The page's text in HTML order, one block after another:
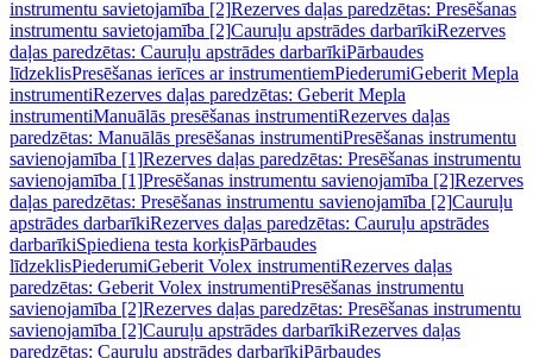
instrumentu savietojamība [2]Rezerves daļas paredzētas: Presēšanas
instrumentu savietojamība [2]Cauruļu apstrādes darbarīkiRezerves
daļas paredzētas: Cauruļu apstrādes darbarīkiPārbaudes
līdzeklisPresēšanas ierīces ar instrumentiemPiederumiGeberit Mepla
instrumentiRezerves daļas paredzētas: Geberit Mepla
instrumentiManuālās presēšanas instrumentiRezerves daļas
paredzētas: Manuālās presēšanas instrumentiPresēšanas instrumentu
savienojamība [1]Rezerves daļas paredzētas: Presēšanas instrumentu
savienojamība [1]Presēšanas instrumentu savienojamība [2]Rezerves
daļas paredzētas: Presēšanas instrumentu savienojamība [2]Cauruļu
apstrādes darbarīkiRezerves daļas paredzētas: Cauruļu apstrādes
darbarīkiSpiediena testa korķisPārbaudes
līdzeklisPiederumiGeberit Volex instrumentiRezerves daļas
paredzētas: Geberit Volex instrumentiPresēšanas instrumentu
savienojamība [2]Rezerves daļas paredzētas: Presēšanas instrumentu
savienojamība [2]Cauruļu apstrādes darbarīkiRezerves daļas
paredzētas: Cauruļu apstrādes darbarīkiPārbaudes